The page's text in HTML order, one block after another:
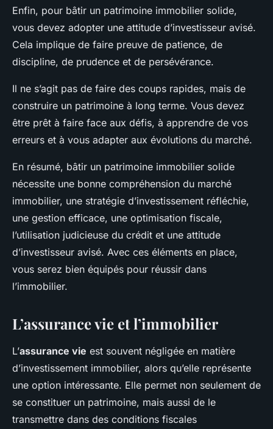
Enfin, pour bâtir un patrimoine immobilier solide,
vous devez adopter une attitude d’investisseur avisé.
Cela implique de faire preuve de patience, de
discipline, de prudence et de persévérance.
Il ne s’agit pas de faire des coups rapides, mais de
construire un patrimoine à long terme. Vous devez
être prêt à faire face aux défis, à apprendre de vos
erreurs et à vous adapter aux évolutions du marché.
En résumé, bâtir un patrimoine immobilier solide
nécessite une bonne compréhension du marché
immobilier, une stratégie d’investissement réfléchie,
une gestion efficace, une optimisation fiscale,
l’utilisation judicieuse du crédit et une attitude
d’investisseur avisé. Avec ces éléments en place,
vous serez bien équipés pour réussir dans
l’immobilier.
L’assurance vie et l’immobilier
L’assurance vie est souvent négligée en matière
d’investissement immobilier, alors qu’elle représente
une option intéressante. Elle permet non seulement de
se constituer un patrimoine, mais aussi de le
transmettre dans des conditions fiscales